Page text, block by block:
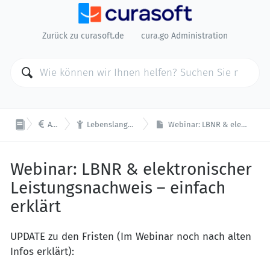
Zurück zu curasoft.de cura.go Administration
 Abrechnung  Lebenslange Beschäftigtennummer (LBNR) Webinar: LBNR & elektronischer Leistungsnachweis – einfach erklärt
Webinar: LBNR & elektronischer
Leistungsnachweis – einfach
erklärt
UPDATE zu den Fristen (Im Webinar noch nach alten
Infos erklärt):